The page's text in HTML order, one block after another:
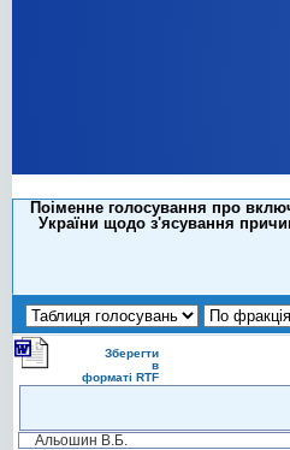
Поіменне голосування про
України щодо з'ясування
Зберегти
в
форматі RTF
Альошин В.Б.